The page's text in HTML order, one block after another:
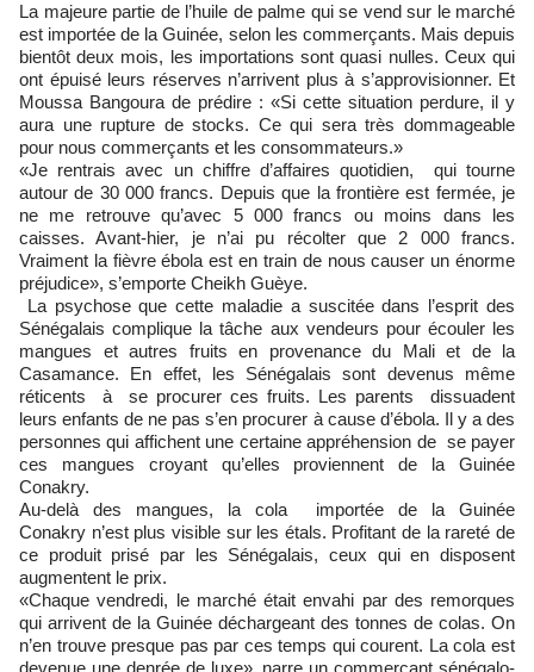
La majeure partie de l’huile de palme qui se vend sur le marché
est importée de la Guinée, selon les commerçants. Mais depuis
bientôt deux mois, les importations sont quasi nulles. Ceux qui
ont épuisé leurs réserves n’arrivent plus à s’approvisionner. Et
Moussa Bangoura de prédire : «Si cette situation perdure, il y
aura une rupture de stocks. Ce qui sera très dommageable
pour nous commerçants et les consommateurs.»
«Je rentrais avec un chiffre d’affaires quotidien, qui tourne
autour de 30 000 francs. Depuis que la frontière est fermée, je
ne me retrouve qu’avec 5 000 francs ou moins dans les
caisses. Avant-hier, je n’ai pu récolter que 2 000 francs.
Vraiment la fièvre ébola est en train de nous causer un énorme
préjudice», s’emporte Cheikh Guèye.
La psychose que cette maladie a suscitée dans l’esprit des
Sénégalais complique la tâche aux vendeurs pour écouler les
mangues et autres fruits en provenance du Mali et de la
Casamance. En effet, les Sénégalais sont devenus même
réticents à se procurer ces fruits. Les parents dissuadent
leurs enfants de ne pas s’en procurer à cause d’ébola. Il y a des
personnes qui affichent une certaine appréhension de se payer
ces mangues croyant qu’elles proviennent de la Guinée
Conakry.
Au-delà des mangues, la cola importée de la Guinée
Conakry n’est plus visible sur les étals. Profitant de la rareté de
ce produit prisé par les Sénégalais, ceux qui en disposent
augmentent le prix.
«Chaque vendredi, le marché était envahi par des remorques
qui arrivent de la Guinée déchargeant des tonnes de colas. On
n’en trouve presque pas par ces temps qui courent. La cola est